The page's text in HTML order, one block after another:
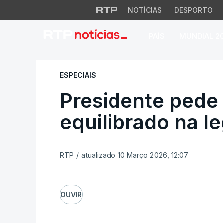
NOTÍCIAS DESPORTO
Presidente pede
ESPECIAIS
Presidente
equilibrado na
RTP / atualizado 10 Março 2026, 12:07
OUVIR